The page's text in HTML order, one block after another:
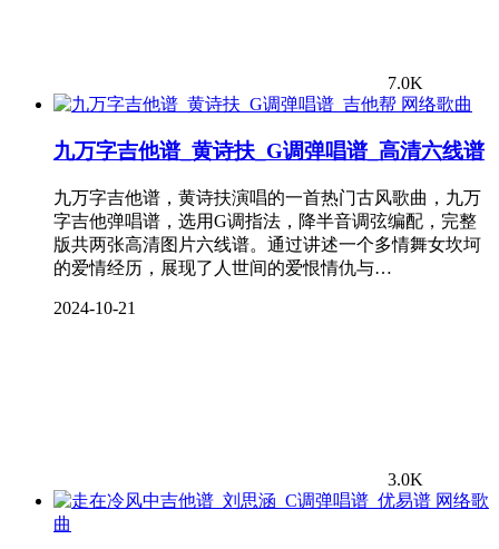
7.0K
网络歌曲
九万字吉他谱_黄诗扶_G调弹唱谱_高清六线谱
九万字吉他谱，黄诗扶演唱的一首热门古风歌曲，九万
字吉他弹唱谱，选用G调指法，降半音调弦编配，完整
版共两张高清图片六线谱。通过讲述一个多情舞女坎坷
的爱情经历，展现了人世间的爱恨情仇与…
2024-10-21
3.0K
网络歌
曲